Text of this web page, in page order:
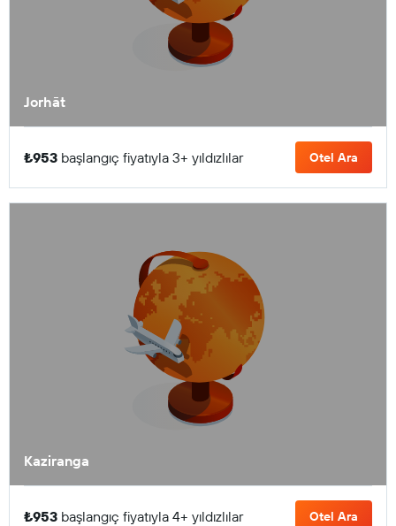
Jorhāt
₺953 başlangıç fiyatıyla 3+ yıldızlılar Otel Ara
Kaziranga
₺953 başlangıç fiyatıyla 4+ yıldızlılar Otel Ara